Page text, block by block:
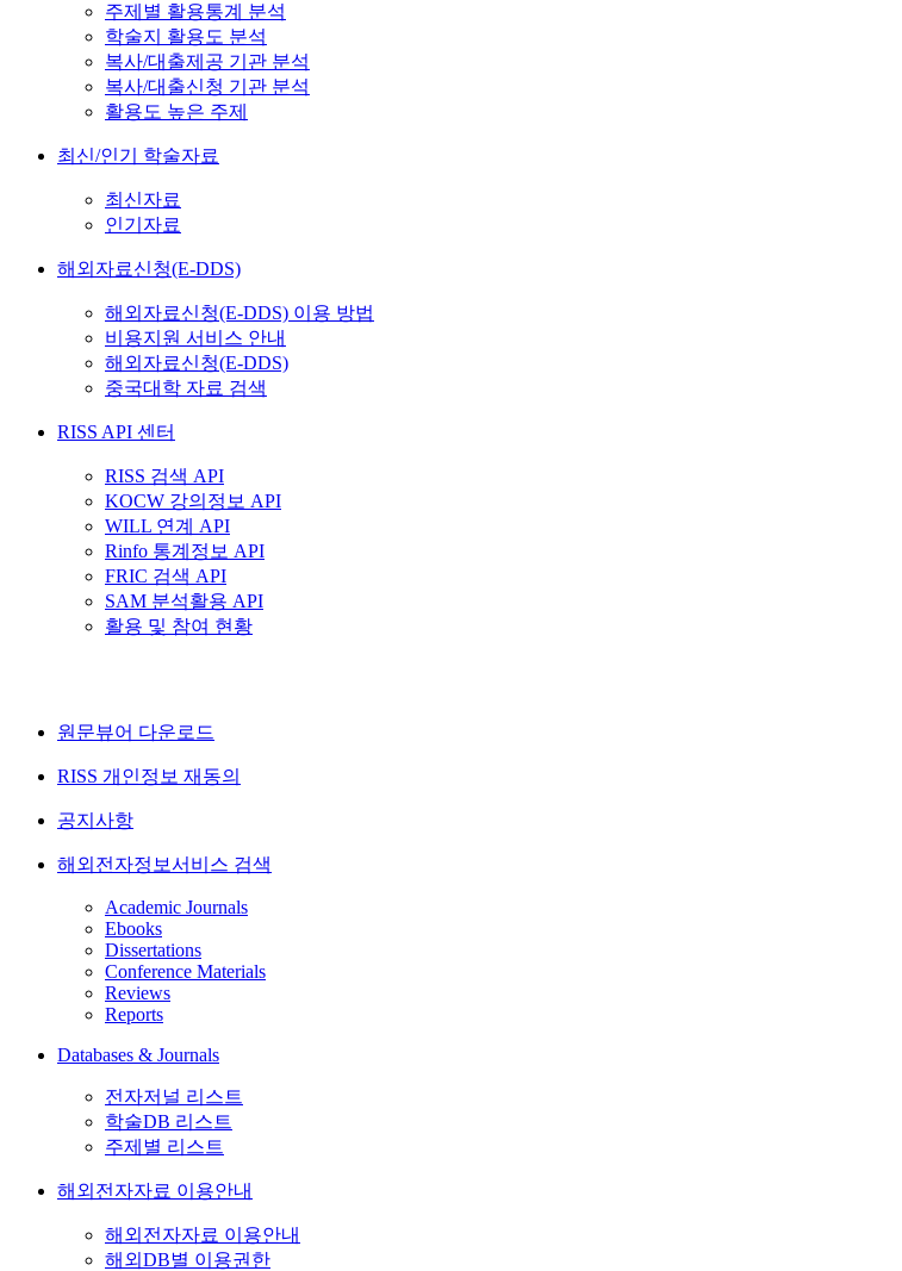
주제별 활용통계 분석
학술지 활용도 분석
복사/대출제공 기관 분석
복사/대출신청 기관 분석
활용도 높은 주제
최신/인기 학술자료
최신자료
인기자료
해외자료신청(E-DDS)
해외자료신청(E-DDS) 이용 방법
비용지원 서비스 안내
해외자료신청(E-DDS)
중국대학 자료 검색
RISS API 센터
RISS 검색 API
KOCW 강의정보 API
WILL 연계 API
Rinfo 통계정보 API
FRIC 검색 API
SAM 분석활용 API
활용 및 참여 현황
원문뷰어 다운로드
RISS 개인정보 재동의
공지사항
해외전자정보서비스 검색
Academic Journals
Ebooks
Dissertations
Conference Materials
Reviews
Reports
Databases & Journals
전자저널 리스트
학술DB 리스트
주제별 리스트
해외전자자료 이용안내
해외전자자료 이용안내
해외DB별 이용권한